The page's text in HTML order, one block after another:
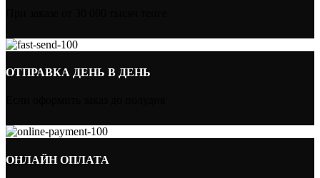
ОТПРАВКА ДЕНЬ В ДЕНЬ
ОНЛАЙН ОПЛАТА